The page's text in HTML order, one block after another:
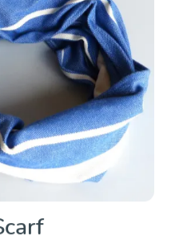
Note moyenne de 0 sur